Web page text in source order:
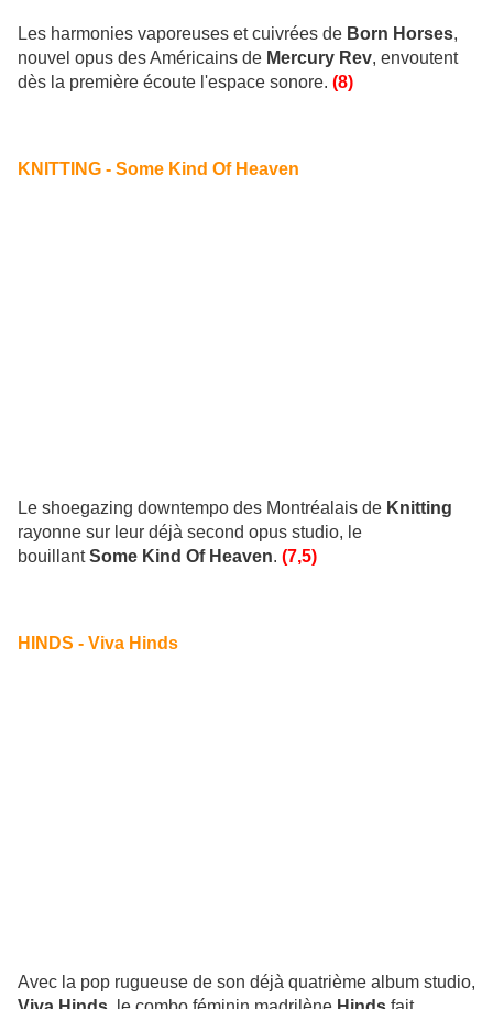
Les harmonies vaporeuses et cuivrées de Born Horses,
nouvel opus des Américains de Mercury Rev, envoutent
dès la première écoute l'espace sonore. (8)
KNITTING - Some Kind Of Heaven
Le shoegazing downtempo des Montréalais de Knitting
rayonne sur leur déjà second opus studio, le
bouillantSome Kind Of Heaven. (7,5)
HINDS - Viva Hinds
Avec la pop rugueuse de son déjà quatrième album studio,